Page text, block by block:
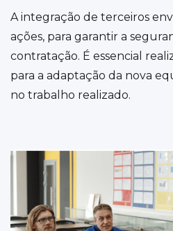
A integração de terceiros
ações, para garantir a
contratação. É essencial
para a adaptação da nova
no trabalho realizado.